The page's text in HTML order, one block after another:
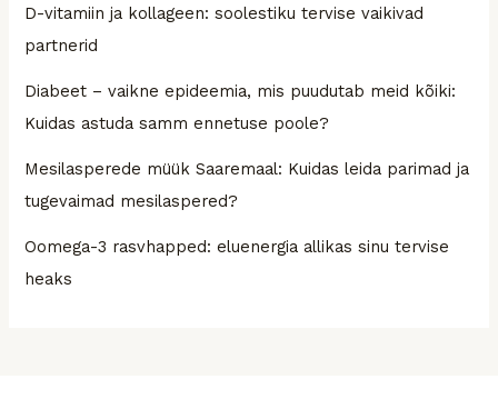
D-vitamiin ja kollageen: soolestiku tervise vaikivad
partnerid
Diabeet – vaikne epideemia, mis puudutab meid kõiki:
Kuidas astuda samm ennetuse poole?
Mesilasperede müük Saaremaal: Kuidas leida parimad ja
tugevaimad mesilaspered?
Oomega-3 rasvhapped: eluenergia allikas sinu tervise
heaks